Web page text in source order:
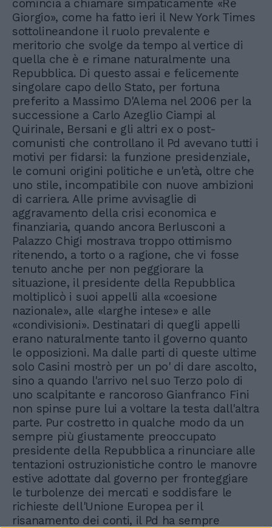
comincia a chiamare simpaticamente «Re
Giorgio», come ha fatto ieri il New York Times
sottolineandone il ruolo prevalente e
meritorio che svolge da tempo al vertice di
quella che è e rimane naturalmente una
Repubblica. Di questo assai e felicemente
singolare capo dello Stato, per fortuna
preferito a Massimo D'Alema nel 2006 per la
successione a Carlo Azeglio Ciampi al
Quirinale, Bersani e gli altri ex o post-
comunisti che controllano il Pd avevano tutti i
motivi per fidarsi: la funzione presidenziale,
le comuni origini politiche e un'età, oltre che
uno stile, incompatibile con nuove ambizioni
di carriera. Alle prime avvisaglie di
aggravamento della crisi economica e
finanziaria, quando ancora Berlusconi a
Palazzo Chigi mostrava troppo ottimismo
ritenendo, a torto o a ragione, che vi fosse
tenuto anche per non peggiorare la
situazione, il presidente della Repubblica
moltiplicò i suoi appelli alla «coesione
nazionale», alle «larghe intese» e alle
«condivisioni». Destinatari di quegli appelli
erano naturalmente tanto il governo quanto
le opposizioni. Ma dalle parti di queste ultime
solo Casini mostrò per un po' di dare ascolto,
sino a quando l'arrivo nel suo Terzo polo di
uno scalpitante e rancoroso Gianfranco Fini
non spinse pure lui a voltare la testa dall'altra
parte. Pur costretto in qualche modo da un
sempre più giustamente preoccupato
presidente della Repubblica a rinunciare alle
tentazioni ostruzionistiche contro le manovre
estive adottate dal governo per fronteggiare
le turbolenze dei mercati e soddisfare le
richieste dell'Unione Europea per il
risanamento dei conti, il Pd ha sempre